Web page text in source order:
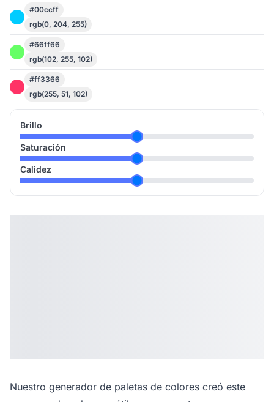
#00ccff
rgb(0, 204, 255)
#66ff66
rgb(102, 255, 102)
#ff3366
rgb(255, 51, 102)
Brillo
Saturación
Calidez
Nuestro generador de paletas de colores creó este